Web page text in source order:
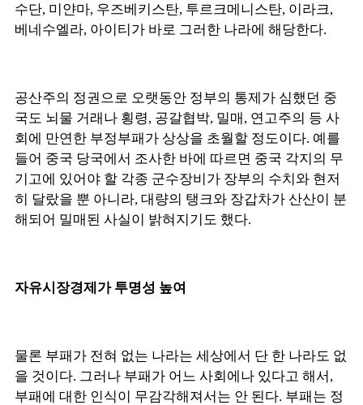
수단, 미얀마, 우즈베키스탄, 투르크메니스탄, 이라크,
베네수엘라, 아이티가 바로 그러한 나라에 해당한다.
공산주의 정권으로 오랫동안 정부의 통제가 심했던 중
국도 뇌물 거래나 횡령, 공갈협박, 밀매, 연고주의 등 사
회에 만연한 부정부패가 상상을 초월할 정도이다. 예를
들어 중국 당국에서 조사한 바에 따르면 중국 각지의 무
기고에 있어야 할 각종 군수장비가 장부의 수치와 현저
히 달랐을 뿐 아니라, 대량의 탱크와 장갑차가 산산이 분
해되어 밀매된 사실이 밝혀지기도 했다.
자유시장경제가 투명성 높여
물론 부패가 전혀 없는 나라는 세상에서 단 한 나라도 없
을 것이다. 그러나 부패가 어느 사회에나 있다고 해서,
부패에 대한 인식이 무감각해져서는 안 된다. 부패는 정